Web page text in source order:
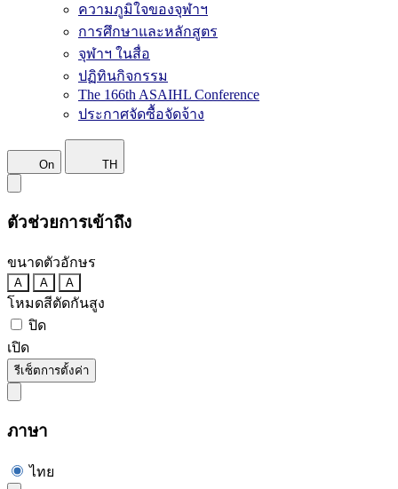
ความภูมิใจของจุฬาฯ
การศึกษาและหลักสูตร
จุฬาฯ ในสื่อ
ปฏิทินกิจกรรม
The 166th ASAIHL Conference
ประกาศจัดซื้อจัดจ้าง
On TH
ตัวช่วยการเข้าถึง
ขนาดตัวอักษร
A A A
โหมดสีตัดกันสูง
ปิด
เปิด
รีเซ็ตการตั้งค่า
ภาษา
ไทย